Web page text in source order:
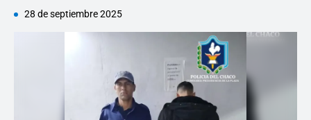
28 de septiembre 2025